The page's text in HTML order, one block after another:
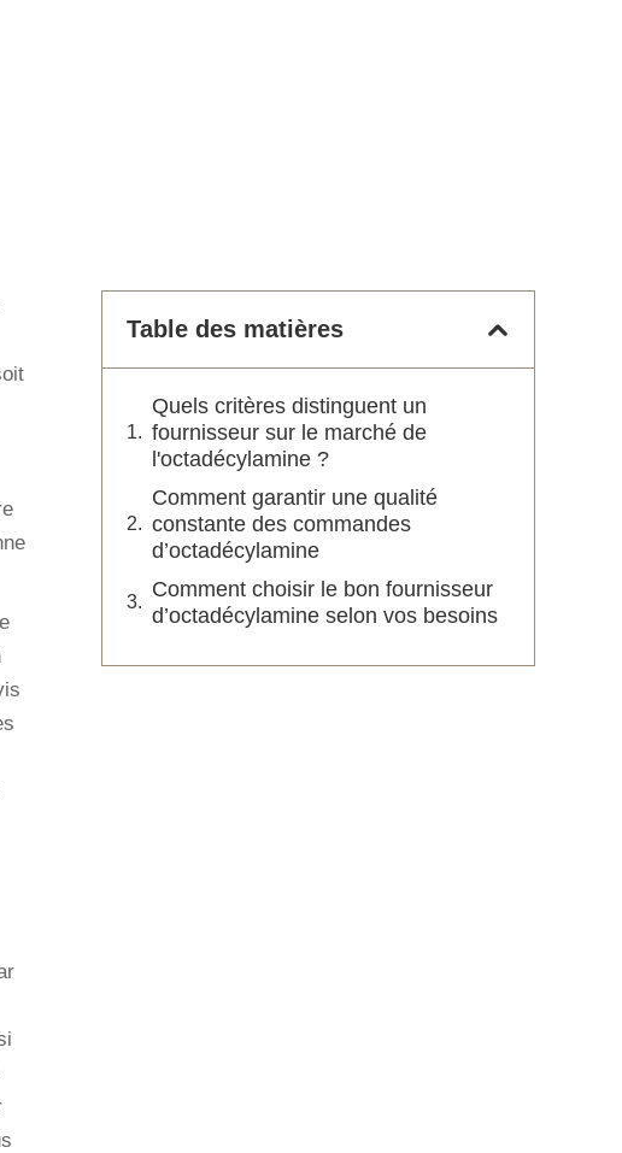
Table des matières
Quels critères distinguent un
fournisseur sur le marché de
l'octadécylamine ?
Comment garantir une qualité
constante des commandes
d’octadécylamine
Comment choisir le bon fournisseur
d’octadécylamine selon vos besoins